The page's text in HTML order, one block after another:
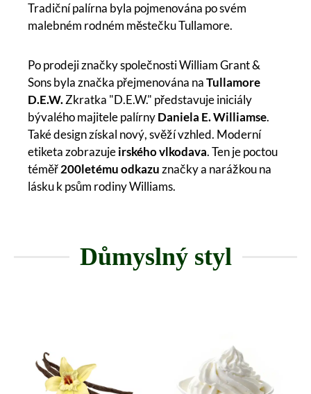
Tradiční palírna byla pojmenována po svém
malebném rodném městečku Tullamore.
Po prodeji značky společnosti William Grant &
Sons byla značka přejmenována naTullamore
D.E.W.Zkratka "D.E.W." představuje iniciály
bývalého majitele palírnyDaniela E. Williamse.
Také design získal nový, svěží vzhled. Moderní
etiketa zobrazujeirského vlkodava. Ten je poctou
téměř200letému odkazuznačky a narážkou na
lásku k psům rodiny Williams.
Důmyslný styl